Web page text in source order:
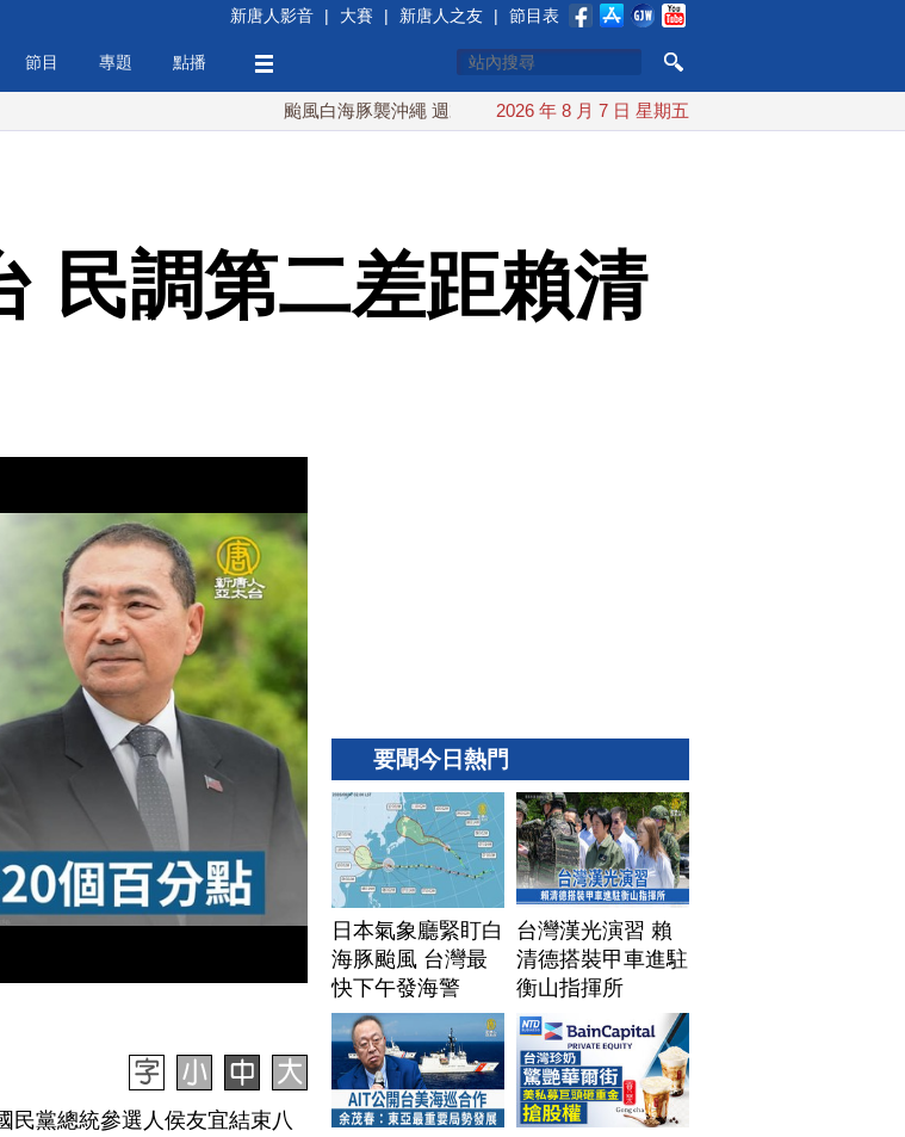
新唐人影音 | 大賽 | 新唐人之友 | 節目表
節目 專題 點播
颱風白海豚襲沖繩 週末最近台灣 10日登陸浙江 川普預透露美伊談判進展 美彈藥
2026 年 8 月 7 日 星期五
民調第二差距賴清
民黨總統參選人侯友宜結束八
要聞今日熱門
日本氣象廳緊盯白
海豚颱風 台灣最
快下午發海警
台灣漢光演習 賴
清德搭裝甲車進駐
衡山指揮所